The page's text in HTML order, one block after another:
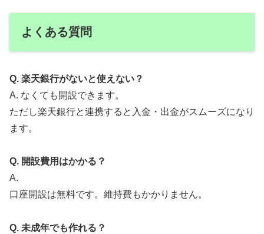
よくある質問
Q. 楽天銀行がないと使えない？
A. なくても開設できます。
ただし楽天銀行と連携すると入金・出金がスムーズになり
ます。
Q. 開設費用はかかる？
A.
口座開設は無料です。維持費もかかりません。
Q. 未成年でも作れる？